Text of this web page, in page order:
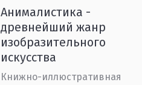
Анималистика -
древнейший жанр
изобразительного
искусства
Книжно-иллюстративная